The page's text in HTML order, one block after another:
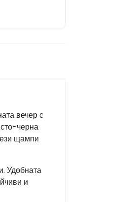
вечер с
черна
щампи
Удобната
и